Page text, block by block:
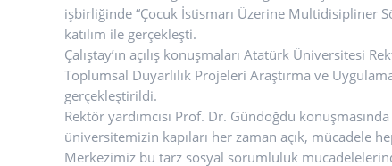
işbirliğinde “Çocuk İstismarı Üzerine Multidisipliner
katılım ile gerçekleşti.
Çalıştay’ın açılış konuşmaları Atatürk Üniversitesi
Toplumsal Duyarlılık Projeleri Araştırma ve
gerçekleştirildi.
Rektör yardımcısı Prof. Dr. Gündoğdu
üniversitemizin kapıları her zaman açık, mücadele
Merkezimiz bu tarz sosyal sorumluluk